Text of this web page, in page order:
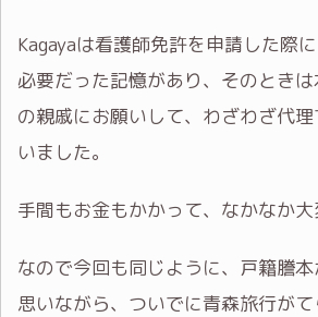
Kagayaは看護師免許を申請した際
必要だった記憶があり、そのとき
の親戚にお願いして、わざわざ代
いました。
手間もお金もかかって、なかなか大
なので今回も同じように、戸籍謄
思いながら、ついでに青森旅行が